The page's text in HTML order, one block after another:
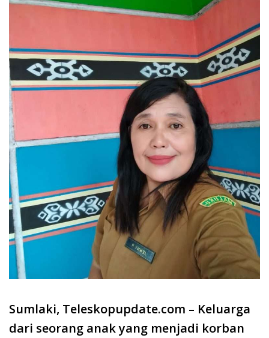
Sumlaki, Teleskopupdate.com – Keluarga
dari seorang anak yang menjadi korban